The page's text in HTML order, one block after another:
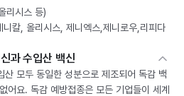
리시스 등)
칼, 올리시스, 제니엑스,제니로우,리피다
과 수입산 백신
산 모두 동일한 성분으로 제조되어 독감 백
어요. 독감 예방접종은 모든 기업들이 세계